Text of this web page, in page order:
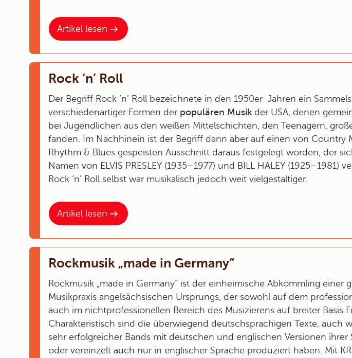
Artikel lesen
Artikel lesen
Rock ‘n’ Roll
Der Begriff Rock ’n’ Roll bezeichnete in den 1950er-Jahren ein
verschiedenartiger Formen der populären Musik der USA, denen
bei Jugendlichen aus den weißen Mittelschichten, den Teenagern,
fanden. Im Nachhinein ist der Begriff dann aber auf einen von Country
Rhythm & Blues gespeisten Ausschnitt daraus festgelegt worden, der
Namen von ELVIS PRESLEY (1935–1977) und BILL HALEY (1925–1981)
Rock ‘n’ Roll selbst war musikalisch jedoch weit vielgestaltiger.
Rockmusik „made in Germany“
Rockmusik „made in Germany“ ist der einheimische Abkömmling einer
Musikpraxis angelsächsischen Ursprungs, der sowohl auf dem
auch im nichtprofessionellen Bereich des Musizierens auf breiter Basis
Charakteristisch sind die überwiegend deutschsprachigen Texte, auch
sehr erfolgreicher Bands mit deutschen und englischen Versionen ihrer
oder vereinzelt auch nur in englischer Sprache produziert haben. Mit